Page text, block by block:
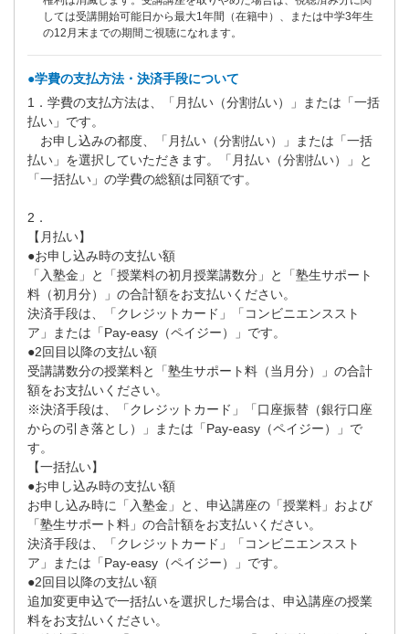
しては受講開始可能日から最大1年間（在籍中）、または中学3年生
の12月末までの期間ご視聴になれます。
●学費の支払方法・決済手段について
1．学費の支払方法は、「月払い（分割払い）」または「一括
払い」です。
お申し込みの都度、「月払い（分割払い）」または「一括
払い」を選択していただきます。「月払い（分割払い）」と
「一括払い」の学費の総額は同額です。
2．
【月払い】
●お申し込み時の支払い額
「入塾金」と「授業料の初月授業講数分」と「塾生サポート
料（初月分）」の合計額をお支払いください。
決済手段は、「クレジットカード」「コンビニエンススト
ア」または「Pay-easy（ペイジー）」です。
●2回目以降の支払い額
受講講数分の授業料と「塾生サポート料（当月分）」の合計
額をお支払いください。
※決済手段は、「クレジットカード」「口座振替（銀行口座
からの引き落とし）」または「Pay-easy（ペイジー）」で
す。
【一括払い】
●お申し込み時の支払い額
お申し込み時に「入塾金」と、申込講座の「授業料」および
「塾生サポート料」の合計額をお支払いください。
決済手段は、「クレジットカード」「コンビニエンススト
ア」または「Pay-easy（ペイジー）」です。
●2回目以降の支払い額
追加変更申込で一括払いを選択した場合は、申込講座の授業
料をお支払いください。